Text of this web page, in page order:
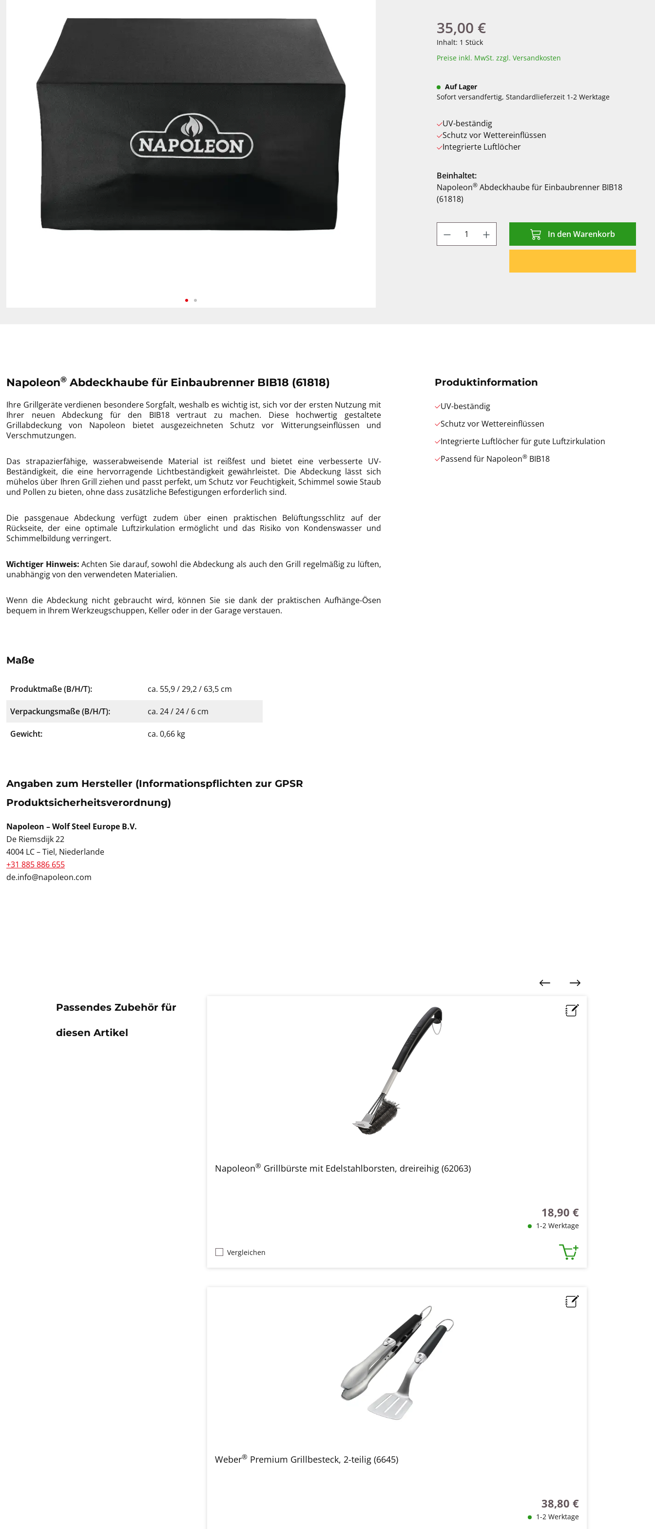
Regulärer Preis:
35,00 €
Inhalt: 1 Stück
Preise inkl. MwSt. zzgl. Versandkosten
Auf Lager
Sofort versandfertig, Standardlieferzeit 1-2 Werktage
UV-beständig
Schutz vor Wettereinflüssen
Integrierte Luftlöcher
Beinhaltet:
Napoleon® Abdeckhaube für Einbaubrenner BIB18
(61818)
Produkt Anzahl: Gib denIn den Warenkorb
Napoleon® Abdeckhaube für Einbaubrenner BIB18 (61818)
Ihre Grillgeräte verdienen besondere Sorgfalt, weshalb es wichtig ist, sich vor der ersten Nutzung mit
Ihrer neuen Abdeckung für den BIB18 vertraut zu machen. Diese hochwertig gestaltete
Grillabdeckung von Napoleon bietet ausgezeichneten Schutz vor Witterungseinflüssen und
Verschmutzungen.
Das strapazierfähige, wasserabweisende Material ist reißfest und bietet eine verbesserte UV-
Beständigkeit, die eine hervorragende Lichtbeständigkeit gewährleistet. Die Abdeckung lässt sich
mühelos über Ihren Grill ziehen und passt perfekt, um Schutz vor Feuchtigkeit, Schimmel sowie Staub
und Pollen zu bieten, ohne dass zusätzliche Befestigungen erforderlich sind.
Die passgenaue Abdeckung verfügt zudem über einen praktischen Belüftungsschlitz auf der
Rückseite, der eine optimale Luftzirkulation ermöglicht und das Risiko von Kondenswasser und
Schimmelbildung verringert.
Wichtiger Hinweis: Achten Sie darauf, sowohl die Abdeckung als auch den Grill regelmäßig zu lüften,
unabhängig von den verwendeten Materialien.
Wenn die Abdeckung nicht gebraucht wird, können Sie sie dank der praktischen Aufhänge-Ösen
bequem in Ihrem Werkzeugschuppen, Keller oder in der Garage verstauen.
Maße
Produktmaße (B/H/T): ca. 55,9 / 29,2 / 63,5 cm
Verpackungsmaße (B/H/T): ca. 24 / 24 / 6 cm
Gewicht: ca. 0,66 kg
Produktinformation
UV-beständig
Schutz vor Wettereinflüssen
Integrierte Luftlöcher für gute Luftzirkulation
Passend für Napoleon®BIB18
Angaben zum Hersteller (Informationspflichten zur GPSR
Produktsicherheitsverordnung)
Napoleon – Wolf Steel Europe B.V.
De Riemsdijk 22
4004 LC – Tiel, Niederlande
+31 885 886 655
de.info@napoleon.com
Passendes Zubehör für
diesen Artikel
Napoleon® Grillbürste mit Edelstahlborsten, dreireihig (62063)
Regulärer Preis:
18,90 €
1-2 Werktage
Vergleichen
Weber® Premium Grillbesteck, 2-teilig (6645)
Regulärer Preis:
38,80 €
1-2 Werktage